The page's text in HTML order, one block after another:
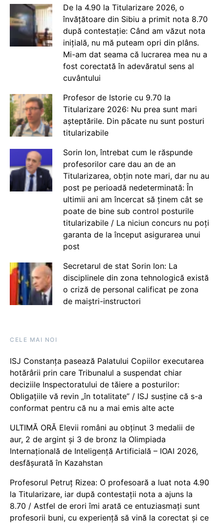
De la 4.90 la Titularizare 2026, o
învățătoare din Sibiu a primit nota 8.70
după contestație: Când am văzut nota
inițială, nu mă puteam opri din plâns.
Mi-am dat seama că lucrarea mea nu a
fost corectată în adevăratul sens al
cuvântului
Profesor de Istorie cu 9.70 la
Titularizare 2026: Nu prea sunt mari
așteptările. Din păcate nu sunt posturi
titularizabile
Sorin Ion, întrebat cum le răspunde
profesorilor care dau an de an
Titularizarea, obțin note mari, dar nu au
post pe perioadă nedeterminată: În
ultimii ani am încercat să ținem cât se
poate de bine sub control posturile
titularizabile / La niciun concurs nu poți
garanta de la început asigurarea unui
post
Secretarul de stat Sorin Ion: La
disciplinele din zona tehnologică există
o criză de personal calificat pe zona
de maiștri-instructori
CELE MAI NOI
ISJ Constanța pasează Palatului Copiilor executarea
hotărârii prin care Tribunalul a suspendat chiar
deciziile Inspectoratului de tăiere a posturilor:
Obligațiile vă revin „în totalitate” / ISJ susține că s-a
conformat pentru că nu a mai emis alte acte
ULTIMĂ ORĂ Elevii români au obținut 3 medalii de
aur, 2 de argint și 3 de bronz la Olimpiada
Internațională de Inteligență Artificială – IOAI 2026,
desfășurată în Kazahstan
Profesorul Petruț Rizea: O profesoară a luat nota 4.90
la Titularizare, iar după contestații nota a ajuns la
8.70 / Astfel de erori îmi arată ce entuziasmați sunt
profesorii buni, cu experiență să vină la corectat și ce